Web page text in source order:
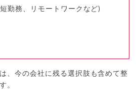
勤務、リモートワークなど)
、今の会社に残る選択肢も含めて整
。